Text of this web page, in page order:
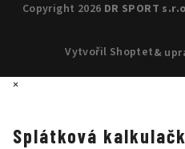
Copyright 2026 DR SPORT
Vytvořil Shoptet&
×
Splátková